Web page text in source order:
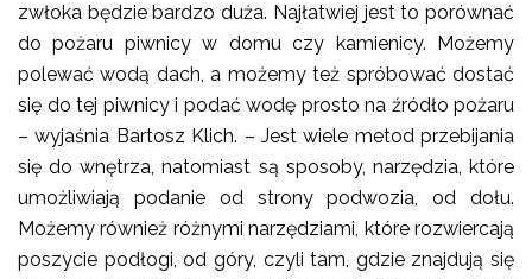
zwłoka będzie bardzo duża. Najłatwiej jest to porównać
do pożaru piwnicy w domu czy kamienicy. Możemy
polewać wodą dach, a możemy też spróbować dostać
się do tej piwnicy i podać wodę prosto na źródło pożaru
– wyjaśnia Bartosz Klich. – Jest wiele metod przebijania
się do wnętrza, natomiast są sposoby, narzędzia, które
umożliwiają podanie od strony podwozia, od dołu.
Możemy również różnymi narzędziami, które rozwiercają
poszycie podłogi, od góry, czyli tam, gdzie znajdują się